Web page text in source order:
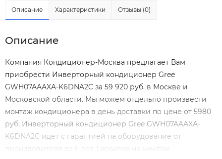
Описание Характеристики Отзывы (0)
Описание
Компания Кондиционер-Москва предлагает Вам
приобрести Инверторный кондиционер Gree
GWH07AAAXA-K6DNA2C за 59 920 руб. в Москве и
Московской области. Мы можем отдельно произвести
монтаж кондиционера в день доставки по цене от 5980
руб. Инверторный кондиционер Gree GWH07AAAXA-
K6DNA2C идет с гарантией на оборудование от
производителя до 5 лет. Гарантия на монтаж